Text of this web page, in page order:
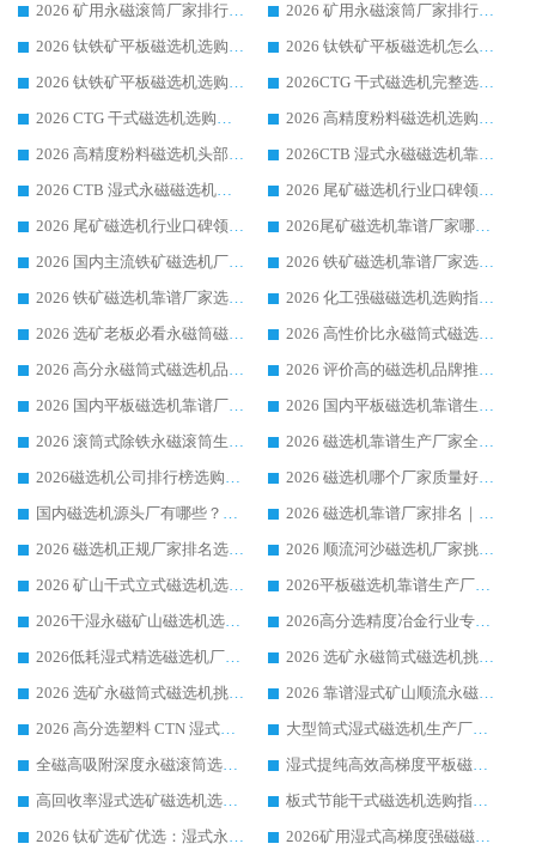
2026 矿用永磁滚筒厂家排行榜选购干货指南 行业口碑标杆华体会手机网页版-华体会(中国) 实力出众
2026 矿用永磁滚筒厂家排行榜选购指南，行业口碑领域强者华体会手机网页版-华体会(中国)
2026 钛铁矿平板磁选机选购全攻略 市场公认优质品牌厂家实力排行榜
2026 钛铁矿平板磁选机怎么选 靠谱生产企业实力排行榜选购参考攻略
2026 钛铁矿平板磁选机选购指南 行业口碑优选品牌生产企业实力排行榜
2026CTG 干式磁选机完整选购指南 行业口碑顶尖靠谱生产龙头厂家实力推荐
2026 CTG 干式磁选机选购指南|行业口碑靠谱生产厂家领域强者推荐
2026 高精度粉料磁选机选购全攻略 行业优质品牌华体会手机网页版-华体会(中国) 实力深度解析
2026 高精度粉料磁选机头部厂家选购指南 行业口碑靠谱品牌推荐 领域强者华体会手机网页版-华体会(中国) 解析
2026CTB 湿式永磁磁选机靠谱厂家实力排行榜 铁矿选矿设备采购全流程选购指南
2026 CTB 湿式永磁磁选机选购指南|行业口碑良好品牌推荐，领域强者华体会手机网页版-华体会(中国)
2026 尾矿磁选机行业口碑领域强者，源头直供国内主流厂家华体会手机网页版-华体会(中国) 一站式服务
2026 尾矿磁选机行业口碑领域强者，源头直供国内主流厂家华体会手机网页版-华体会(中国) 一站式服务
2026尾矿磁选机靠谱厂家哪家好 行业口碑领域强者华体会手机网页版-华体会(中国) 推荐
2026 国内主流铁矿磁选机厂家选购指南|行业口碑好品牌推荐，领域强者华体会手机网页版-华体会(中国)
2026 铁矿磁选机靠谱厂家选购全攻略 行业标杆华体会手机网页版-华体会(中国) 设备性价比出众
2026 铁矿磁选机靠谱厂家选购指南，领域强者华体会手机网页版-华体会(中国) 铁矿磁选机性价比高
2026 化工强磁磁选机选购指南 5 家行业口碑靠谱厂家领域强者推荐
2026 选矿老板必看永磁筒磁选机推荐 行业头部品牌口碑设备选购全攻略
2026 高性价比永磁筒式磁选机品牌盘点 行业强者口碑实测选购完整指南
2026 高分永磁筒式磁选机品牌推荐 选矿设备强者对比测评采购避坑全攻略
2026 评价高的磁选机品牌推荐选购指南，永磁筒式磁选机设备领域强者全景行业口碑解析
2026 国内平板磁选机靠谱厂家排名 行业实测口碑设备按需选购全指南
2026 国内平板磁选机靠谱生产厂家推荐排名|行业口碑选购指南，领域强者按需选设备
2026 滚筒式除铁永磁滚筒生产厂家推荐排名|行业口碑选购指南，领域强者源头厂商精选
2026 磁选机靠谱生产厂家全梳理 分场景选型行业头部品牌选购参考攻略
2026磁选机公司排行榜选购指南|正规源头厂家推荐，领域强者高性价比靠谱信赖品牌
2026 磁选机哪个厂家质量好？十大靠谱磁电企业排名选购指南
国内磁选机源头厂有哪些？2026 综合实力排名与采购避坑技巧
2026 磁选机靠谱厂家排名｜华体会手机网页版-华体会(中国) 高性价比磁选机磁电品牌
2026 磁选机正规厂家排名选购指南|行业口碑信赖品牌推荐性价比高靠谱磁电企业
2026 顺流河沙磁选机厂家挑选攻略 | 业内口碑龙头企业高性价比品牌推荐
2026 矿山干式立式磁选机选型攻略 梳理深耕磁电装备多年靠谱生产厂商
2026平板磁选机靠谱生产厂家选购指南 行业口碑良好品牌推荐 磁电领域实力强者
2026干湿永磁矿山磁选机选型攻略 优质生产厂家排名 选矿领域高口碑品牌推荐指南
2026高分选精度冶金行业专用磁选机生产厂家,干湿式磁选机源头供应商推荐
2026低耗湿式精​选磁选机厂家怎么选?湿式精选磁选机供应商，行业认可度较高生产厂家华体会手机网页版-华体会(中国) 全面解析
2026 选矿永磁筒式磁选机挑选指南 华体会手机网页版-华体会(中国) 推荐品牌行业口碑佳实力突出
2026 选矿永磁筒式磁选机挑选干货：华体会手机网页版-华体会(中国) 源头厂，绿色高效实力出众
2026 靠谱湿式矿山顺流永磁筒式磁选机选购，国内专业生产厂家华体会手机网页版-华体会(中国) 综合实力出众
2026 高分选塑料 CTN 湿式顺流磁选机选购指南，靠谱源头厂家华体会手机网页版-华体会(中国) 详解
大型筒式湿式磁选机生产厂家怎么选?华体会手机网页版-华体会(中国) 设备口碑广受行业认可
全磁高吸附深度永磁滚筒选购指南 业内口碑稳定磁电设备生产厂家详细推荐
湿式提纯高效高梯度平板磁选机靠谱设备源头厂商华体会手机网页版-华体会(中国) 综合测评
高回收率湿式选矿磁选机选购指南 业内口碑磁电设备生产厂家实力解析
板式节能干式磁选机选购指南，源头生产厂家华体会手机网页版-华体会(中国) 综合实力可观
2026 钛矿选矿优选：湿式永磁筒式磁选机源头厂家华体会手机网页版-华体会(中国) 综合解析
2026矿用湿式高梯度强磁磁选机选购指南，临朐靠谱磁电生产厂家华体会手机网页版-华体会(中国) 详解